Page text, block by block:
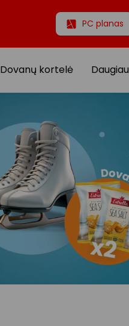
PC planas
Dovanų kortelė Daugiau